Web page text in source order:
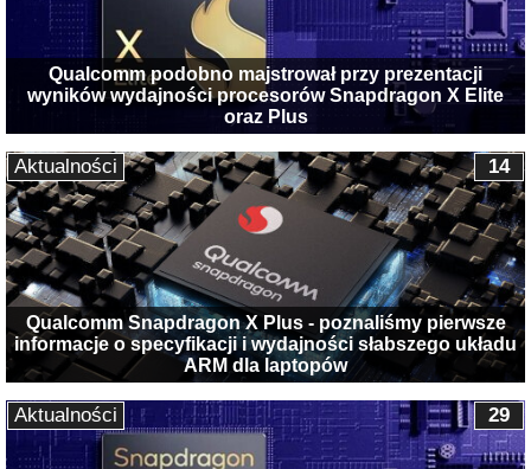
Qualcomm podobno majstrował przy prezentacji
wyników wydajności procesorów Snapdragon X Elite
oraz Plus
Qualcomm Snapdragon X Plus - poznaliśmy pierwsze
informacje o specyfikacji i wydajności słabszego układu
ARM dla laptopów
14
Aktualności
29
Aktualności